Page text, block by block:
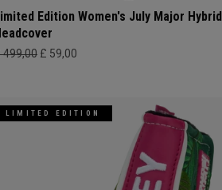
Edition Women's July Major Hybrid
499,00 £ 59,00
LIMITED EDITION